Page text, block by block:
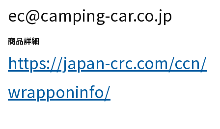
ec@camping-car.co.jp
商品詳細
https://japan-crc.com/ccn/
wrapponinfo/